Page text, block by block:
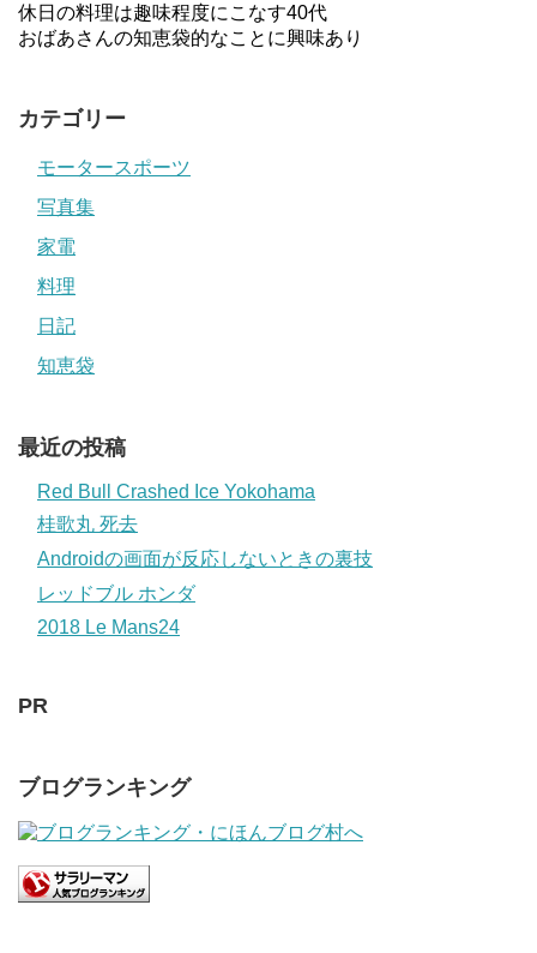
休日の料理は趣味程度にこなす40代
おばあさんの知恵袋的なことに興味あり
カテゴリー
モータースポーツ
写真集
家電
料理
日記
知恵袋
最近の投稿
Red Bull Crashed Ice Yokohama
桂歌丸 死去
Androidの画面が反応しないときの裏技
レッドブル ホンダ
2018 Le Mans24
PR
ブログランキング